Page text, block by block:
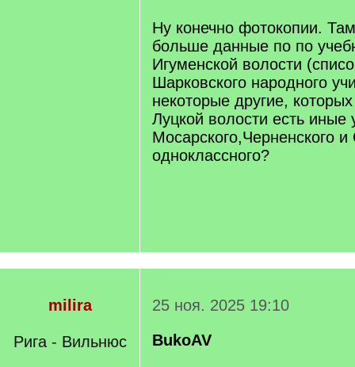
Ну конечно фотокопии.
больше данные по по
Игуменской волости
Шарковского народного
некоторые другие,
Луцкой волости есть
Мосарского,Черненского и
одноклассного?
milira
Рига - Вильнюс
25 ноя. 2025 19:10
BukoAV